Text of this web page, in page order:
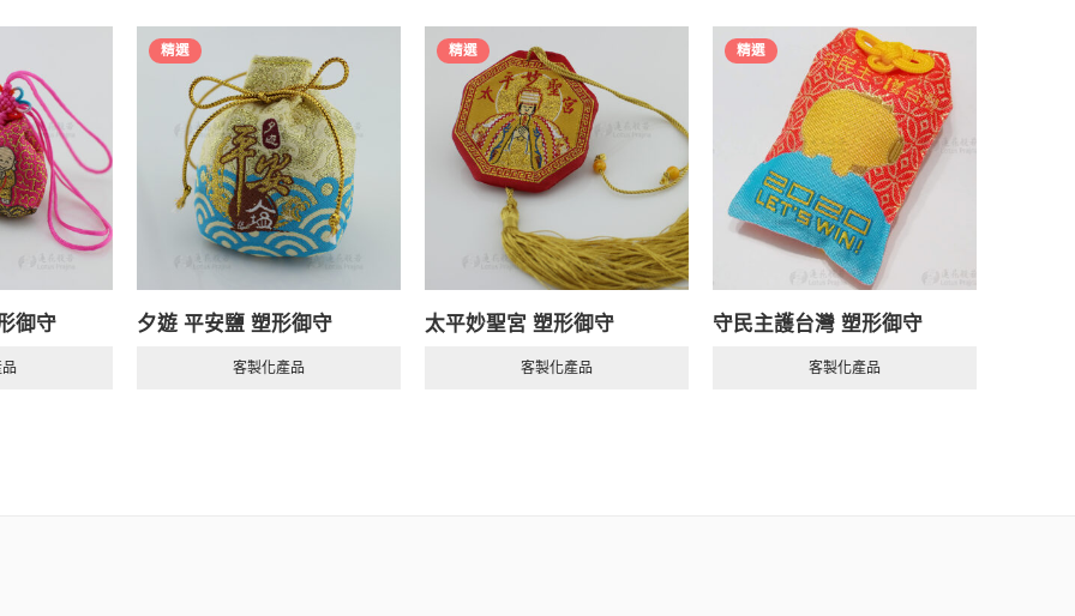
御守
精選
夕遊 平安鹽 塑形御守
客製化產品
精選
太平妙聖宮 塑形御守
客製化產品
精選
守民主護台灣 塑形御守
客製化產品